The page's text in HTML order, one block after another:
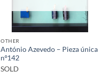
OTHER
António Azevedo – Pieza única
nº142
SOLD